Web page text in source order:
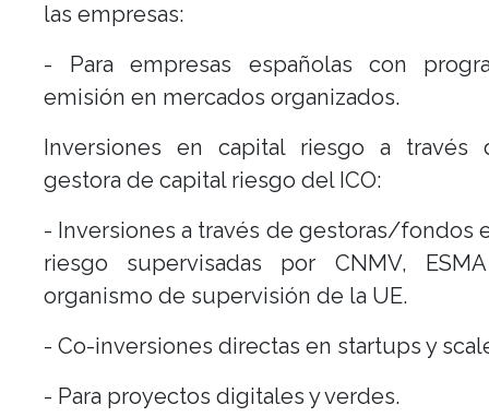
las empresas:
- Para empresas españolas con
emisión en mercados organizados.
Inversiones en capital riesgo a través
gestora de capital riesgo del ICO:
- Inversiones a través de gestoras/fondos
riesgo supervisadas por CNMV,
organismo de supervisión de la UE.
- Co-inversiones directas en startups y
- Para proyectos digitales y verdes.